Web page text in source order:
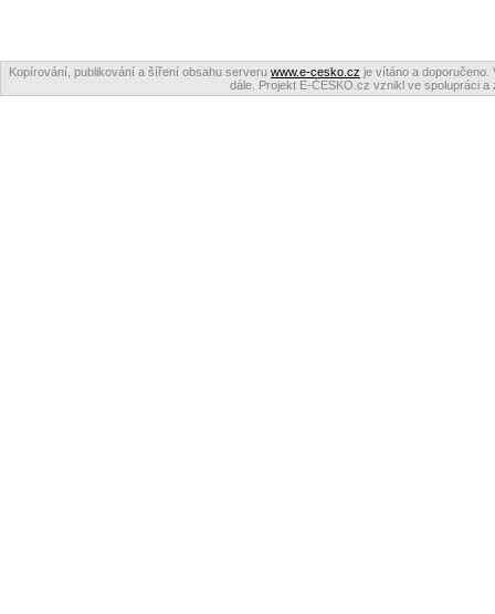
Kopírování, publikování a šíření obsahu serveru www.e-cesko.cz je vítáno a doporučeno.
dále. Projekt E-ČESKO.cz vznikl ve spolupráci